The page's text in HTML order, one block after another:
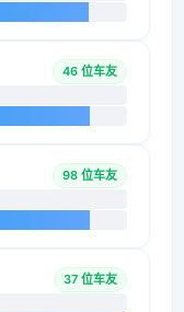
46 位车友
98 位车友
37 位车友